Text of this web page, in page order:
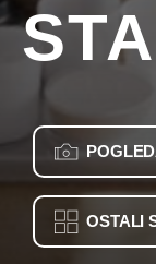
OSTALI